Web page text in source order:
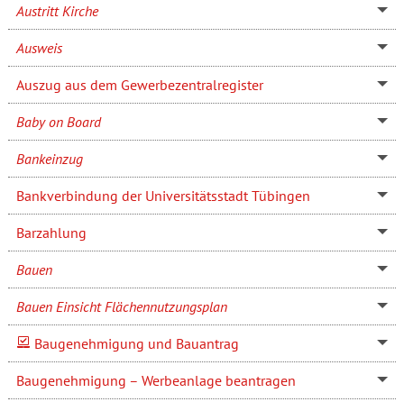
Austritt Kirche
Ausweis
Auszug aus dem Gewerbezentralregister
Baby on Board
Bankeinzug
Bankverbindung der Universitätsstadt Tübingen
Barzahlung
Bauen
Bauen Einsicht Flächennutzungsplan
Baugenehmigung und Bauantrag
Baugenehmigung – Werbeanlage beantragen